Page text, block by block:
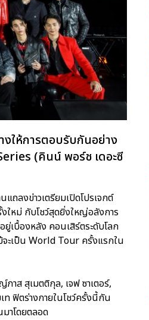
งให้การตอบรับกันอย่าง
(คินน์ พอร์ช เดอะซี
ถลงข่าวเตรียมเปิดโปรเจกต์
หม่ กับโชว์สุดยิ่งใหญ่อลังการ
เบื้องหลัง คอนเสิร์ตระดับโลก
ะเป็น World Tour ครั้งแรกใน
ส สุเมตติกุล, เจฟ ซาเตอร์,
ฟิตร่างกายในโชว์ครั้งนี้กัน
าโดยตลอด